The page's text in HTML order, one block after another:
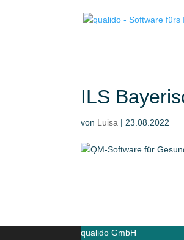
ILS
von Luisa | 23.08.2022
qualido GmbH